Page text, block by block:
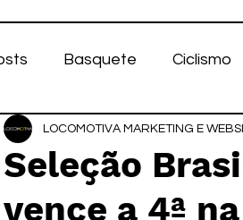
Basquete Ciclismo
profissional Esporte
de base Paralímpico
Seleção
vence a 4ª
LOCOMOTIVA MARKETING E